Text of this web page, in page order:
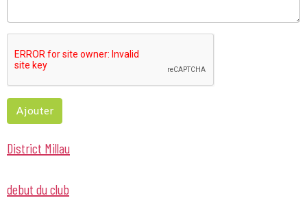
Ajouter
District Millau
debut du club